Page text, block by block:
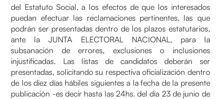
del Estatuto Social, a los efectos de que los interesados
puedan efectuar las reclamaciones pertinentes, las que
podrán ser presentadas dentro de los plazos estatutarios,
ante la JUNTA ELECTORAL NACIONAL, para la
subsanación de errores, exclusiones o inclusiones
injustificadas. Las listas de candidatos deberán ser
presentadas, solicitando su respectiva oficialización dentro
de los diez días hábiles siguientes a la fecha de la presente
publicación -es decir hasta las 24hs. del día 23 de junio de